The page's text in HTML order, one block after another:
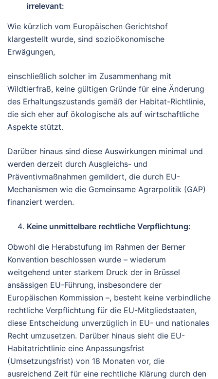
irrelevant:
Wie kürzlich vom Europäischen Gerichtshof
klargestellt wurde, sind sozioökonomische
Erwägungen,
einschließlich solcher im Zusammenhang mit
Wildtierfraß, keine gültigen Gründe für eine Änderung
des Erhaltungszustands gemäß der Habitat-Richtlinie,
die sich eher auf ökologische als auf wirtschaftliche
Aspekte stützt.
Darüber hinaus sind diese Auswirkungen minimal und
werden derzeit durch Ausgleichs- und
Präventivmaßnahmen gemildert, die durch EU-
Mechanismen wie die Gemeinsame Agrarpolitik (GAP)
finanziert werden.
Keine unmittelbare rechtliche Verpflichtung:
Obwohl die Herabstufung im Rahmen der Berner
Konvention beschlossen wurde – wiederum
weitgehend unter starkem Druck der in Brüssel
ansässigen EU-Führung, insbesondere der
Europäischen Kommission –, besteht keine verbindliche
rechtliche Verpflichtung für die EU-Mitgliedstaaten,
diese Entscheidung unverzüglich in EU- und nationales
Recht umzusetzen. Darüber hinaus sieht die EU-
Habitatrichtlinie eine Anpassungsfrist
(Umsetzungsfrist) von 18 Monaten vor, die
ausreichend Zeit für eine rechtliche Klärung durch den